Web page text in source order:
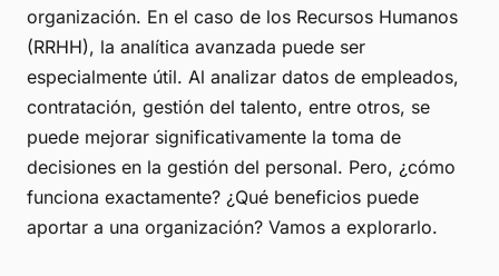
organización. En el caso de los Recursos Humanos
(RRHH), la analítica avanzada puede ser
especialmente útil. Al analizar datos de empleados,
contratación, gestión del talento, entre otros, se
puede mejorar significativamente la toma de
decisiones en la gestión del personal. Pero, ¿cómo
funciona exactamente? ¿Qué beneficios puede
aportar a una organización? Vamos a explorarlo.